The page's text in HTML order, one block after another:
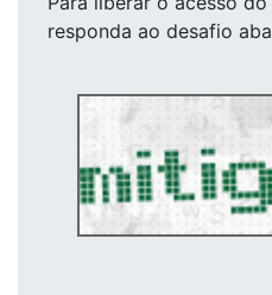
responda ao desafio